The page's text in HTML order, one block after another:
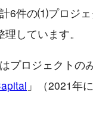
6件の⑴プロジ
しています。
プロジェクトの
」（2021年